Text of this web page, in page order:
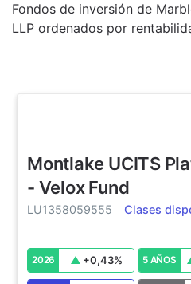
Fondos de inversión de
LLP ordenados por
Montlake UCITS
- Velox Fund
LU1358059555 Clases
2026 +0,43% 5 AÑOS